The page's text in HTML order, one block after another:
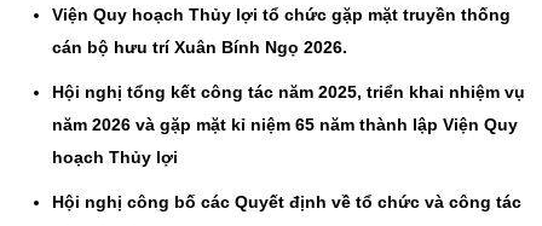
Viện Quy hoạch Thủy lợi tổ chức gặp mặt truyền thống
cán bộ hưu trí Xuân Bính Ngọ 2026.
Hội nghị tổng kết công tác năm 2025, triển khai nhiệm vụ
năm 2026 và gặp mặt kỉ niệm 65 năm thành lập Viện Quy
hoạch Thủy lợi
Hội nghị công bố các Quyết định về tổ chức và công tác